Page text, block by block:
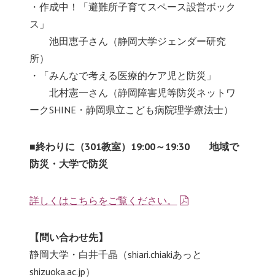
・作成中！「避難所子育てスペース設営ボック
ス」
ああ池田恵子さん（静岡大学ジェンダー研究
所）
・「みんなで考える医療的ケア児と防災」
ああ北村憲一さん（静岡障害児等防災ネットワ
ークSHINE・静岡県立こども病院理学療法士）
■終わりに（301教室）19:00～19:30 地域で
防災・大学で防災
詳しくはこちらをご覧ください。
【問い合わせ先】
静岡大学・白井千晶（shiari.chiakiあっと
shizuoka.ac.jp）